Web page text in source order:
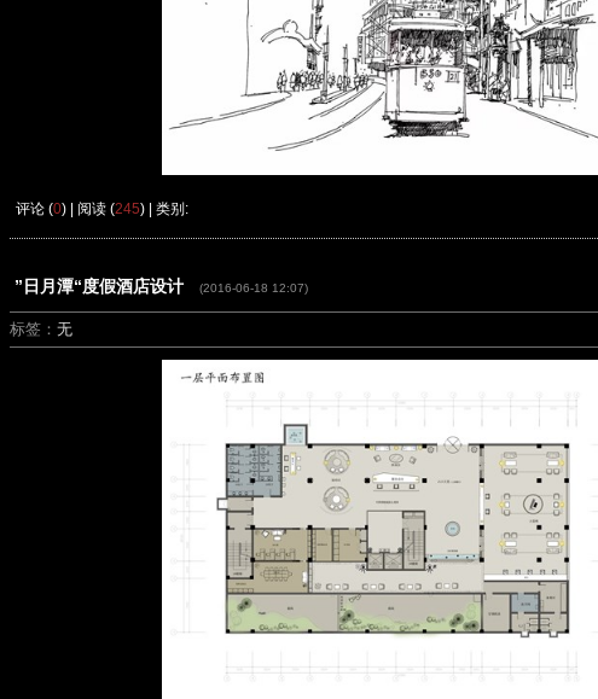
评论 (0) | 阅读 (245) | 类别:
”日月潭“度假酒店设计 (2016-06-18 12:07)
标签： 无